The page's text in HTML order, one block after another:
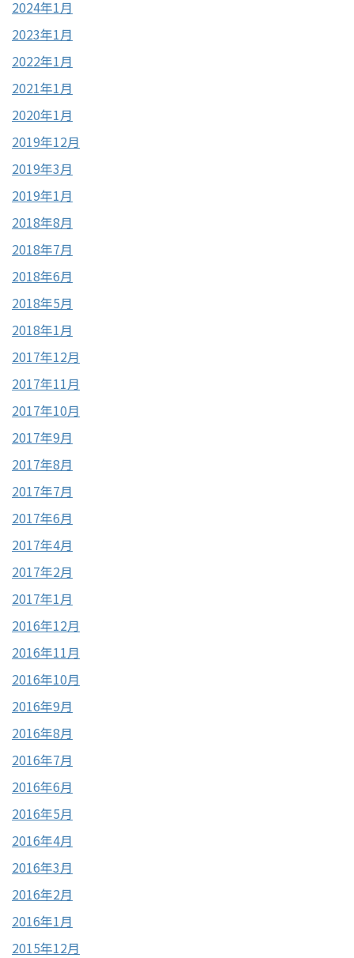
2024年1月
2023年1月
2022年1月
2021年1月
2020年1月
2019年12月
2019年3月
2019年1月
2018年8月
2018年7月
2018年6月
2018年5月
2018年1月
2017年12月
2017年11月
2017年10月
2017年9月
2017年8月
2017年7月
2017年6月
2017年4月
2017年2月
2017年1月
2016年12月
2016年11月
2016年10月
2016年9月
2016年8月
2016年7月
2016年6月
2016年5月
2016年4月
2016年3月
2016年2月
2016年1月
2015年12月